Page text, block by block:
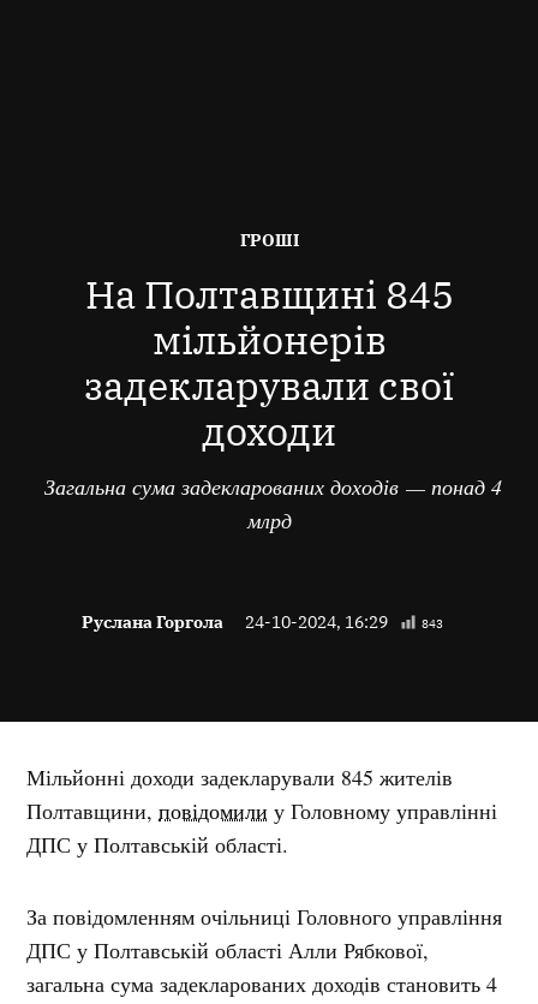
ОПУБЛІКОВАНО
ГРОШІ
На Полтавщині 845
мільйонерів
задекларували свої
доходи
Загальна сума задекларованих доходів — понад 4
млрд
Руслана Горгола 24-10-2024, 16:29 843
Мільйонні доходи задекларували 845 жителів
Полтавщини,повідомили у Головному управлінні
ДПС у Полтавській області.
За повідомленням очільниці Головного управління
ДПС у Полтавській області Алли Рябкової,
загальна сума задекларованих доходів становить 4